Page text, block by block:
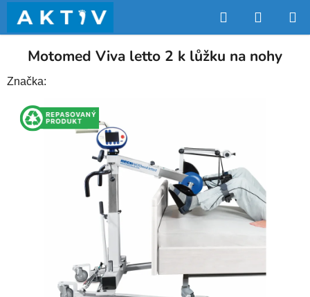
obsah
Hledat
KOŠÍK
Motomed Viva letto 2 k lůžku na nohy
Značka: